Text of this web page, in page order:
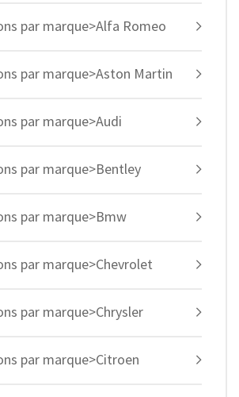
par marque>Alfa Romeo
par marque>Aston Martin
par marque>Audi
par marque>Bentley
par marque>Bmw
par marque>Chevrolet
par marque>Chrysler
par marque>Citroen